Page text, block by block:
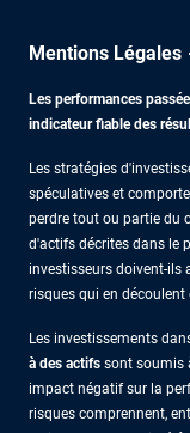
Mentions Légales
Les performances
indicateur fiable des
Les stratégies
spéculatives et
perdre tout ou partie du
d'actifs décrites dans le
investisseurs doivent-ils
risques qui en découlent
Les investissements
à des actifs sont soumis
impact négatif sur la
risques comprennent,